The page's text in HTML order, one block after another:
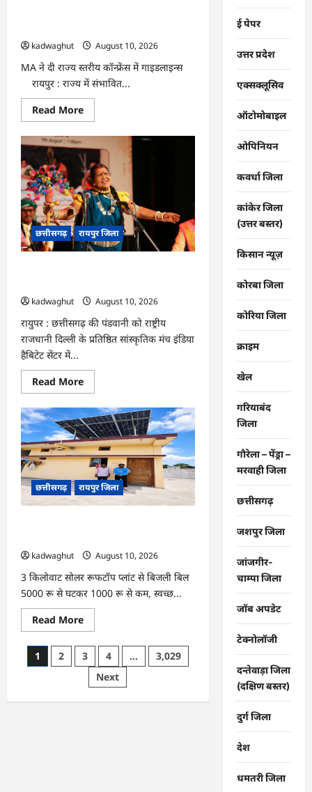
kadwaghut
August 10, 2026
MA ने दी राज्य स्तरीय कॉन्फ्रेंस में गाइडलाइन्स ​
रायपुर : राज्य में संभावित...
Read MoreRead
more
CG
:
छत्तीसगढ़
में
बाढ़
से
निपटने
की
तैयारी
तेज
:
18
अगस्त
और
20
होगी
मॉक
ड्रिल
छत्तीसगढ़ रायपुर जिला
kadwaghut
August 10, 2026
रायुपर : छत्तीसगढ़ की पंडवानी को राष्ट्रीय
राजधानी दिल्ली के प्रतिष्ठित सांस्कृतिक मंच इंडिया
हैबिटेट सेंटर में...
Read MoreRead
more
CG
:
जब
दिल्ली
के
मंच
पर
जीवंत
हुई
छत्तीसगढ़
की
छत्तीसगढ़ रायपुर जिला
kadwaghut
August 10, 2026
3 किलोवाट सोलर रूफटॉप प्लांट से बिजली बिल
5000 रू से घटकर 1000 रू से कम, स्वच्छ...
Read MoreRead
more
CG
:
प्रधानमंत्री
सूर्यघर
मुफ्त
Posts
1 2 3 4 …
3,029
Next
ई पेपर
उत्तर प्रदेश
एक्सक्लूसिव
ऑटोमोबाइल
ओपिनियन
कवर्धा जिला
कांकेर जिला
(उत्तर बस्तर)
किसान न्यूज़
कोरबा जिला
कोरिया जिला
क्राइम
खेल
गरियाबंद
जिला
गौरेला – पेंड्रा –
मरवाही जिला
छत्तीसगढ़
जशपुर जिला
जांजगीर-
चाम्पा जिला
जॉब अपडेट
टेक्नोलॉजी
दन्तेवाड़ा जिला
(दक्षिण बस्तर)
दुर्ग जिला
देश
धमतरी जिला